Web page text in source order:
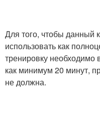
Для того, чтобы данный
использовать как
тренировку необходимо
как минимум 20 минут,
не должна.